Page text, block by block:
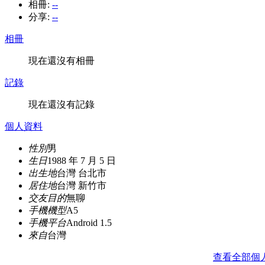
相冊: --
分享: --
相冊
現在還沒有相冊
記錄
現在還沒有記錄
個人資料
性別男
生日1988 年 7 月 5 日
出生地台灣 台北市
居住地台灣 新竹市
交友目的無聊
手機機型A5
手機平台Android 1.5
來自台灣
查看全部個